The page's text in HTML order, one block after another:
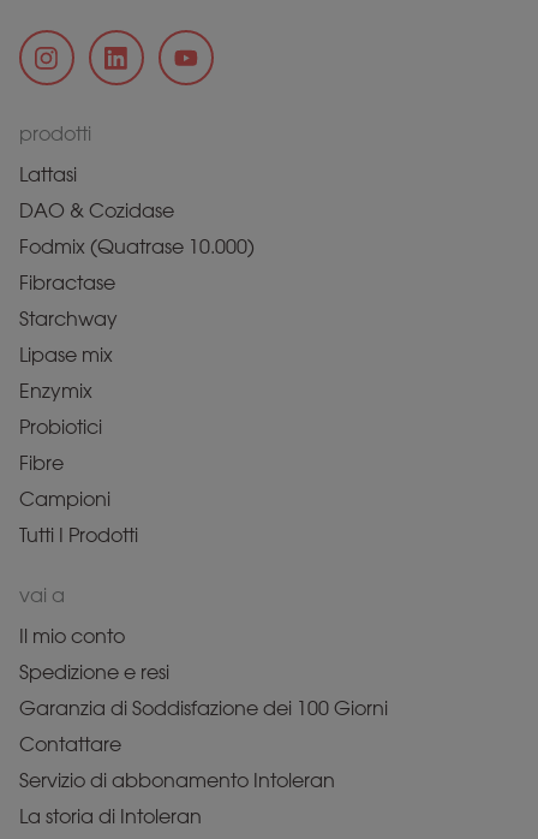
prodotti
Lattasi
DAO & Cozidase
Fodmix (Quatrase 10.000)
Fibractase
Starchway
Lipase mix
Enzymix
Probiotici
Fibre
Campioni
Tutti I Prodotti
vai a
Il mio conto
Spedizione e resi
Garanzia di Soddisfazione dei 100 Giorni
Contattare
Servizio di abbonamento Intoleran
La storia di Intoleran